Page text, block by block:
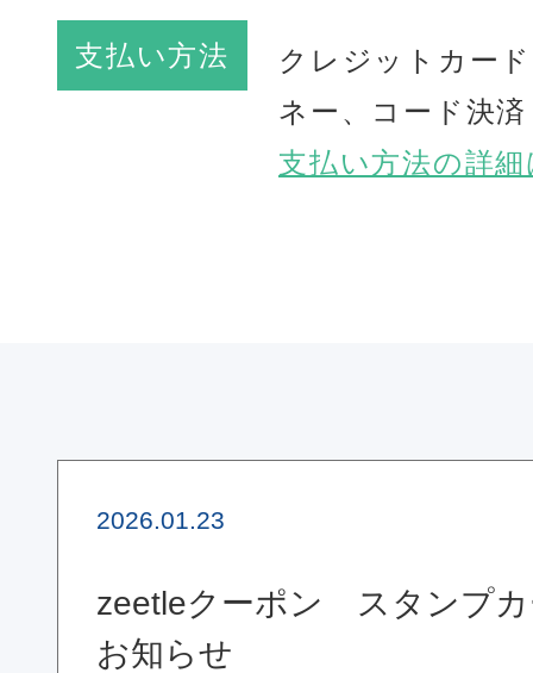
支払い方法
クレジットカー
ネー、コード決済
支払い方法の詳
2026.01.23
zeetleクーポン スタンプカ
お知らせ